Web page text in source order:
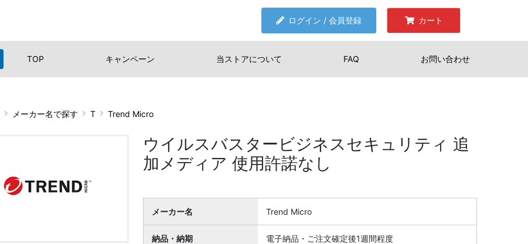
ログイン / 会員登録 カート
TOP キャンペーン 当ストアについて FAQ お問い合わせ
メーカー名で探す T Trend Micro
ウイルスバスタービジネスセキュリティ 追
加メディア 使用許諾なし
メーカー名 Trend Micro
納品・納期 電子納品・ご注文確定後1週間程度